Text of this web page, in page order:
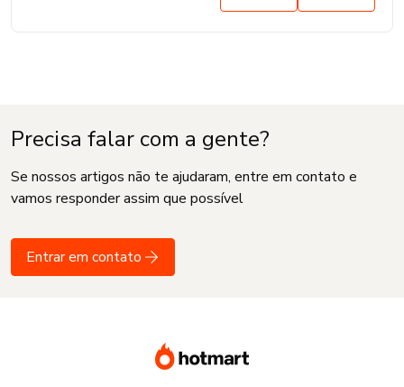
Precisa falar com a gente?
Se nossos artigos não te ajudaram, entre em contato e
vamos responder assim que possível
Entrar em contato